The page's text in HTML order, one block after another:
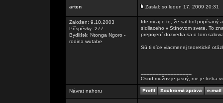
arten Zaslal: so leden 17, 2009 20:31
Založen: 9.10.2003
Příspěvky: 277
Bydliště: Ntonga Ngoro -
rodina wutabe
Ide mi aj o to, že sal bol popísaný
sídliaceho v Stínovom svete. To
prepojení dozvedia sa o tom
Sú ti síce viacmenej teoretické
Osud mužov je jasný, nie je treba
Návrat nahoru